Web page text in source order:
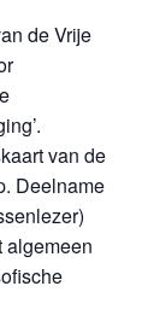
de Vrije
van de
Deelname
algemeen